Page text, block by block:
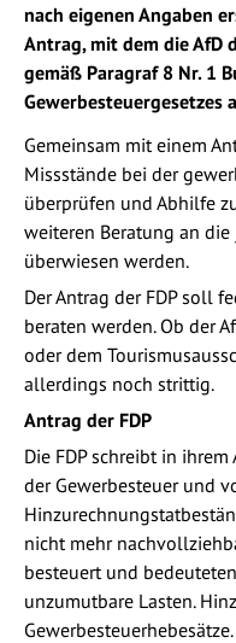
nach eigenen Angaben
Antrag, mit dem die AfD
gemäß Paragraf 8 Nr. 1
Gewerbesteuergesetzes
Gemeinsam mit einem
Missstände bei der
überprüfen und Abhilfe
weiteren Beratung an
überwiesen werden.
Der Antrag der FDP soll
beraten werden. Ob der
oder dem
allerdings noch strittig.
Antrag der FDP
Die FDP schreibt in
der Gewerbesteuer und
nicht mehr
besteuert und
unzumutbare Lasten.
Gewerbesteuerhebesätze.